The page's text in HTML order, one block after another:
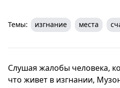
Темы: изгнание места
Слушая жалобы человека,
что живет в изгнании,